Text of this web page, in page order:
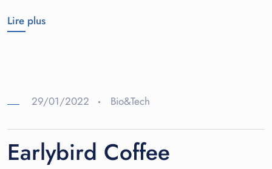
Lire plus
29/01/2022 Bio&Tech
Earlybird Coffee